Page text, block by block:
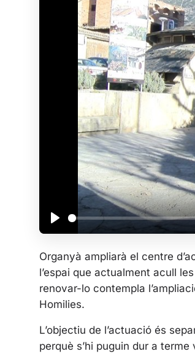
P
a
y
Organyà ampliarà el centre
l’espai que actualment acull
renovar-lo contempla
Homilies.
L’objectiu de l’actuació és
perquè s’hi puguin dur a